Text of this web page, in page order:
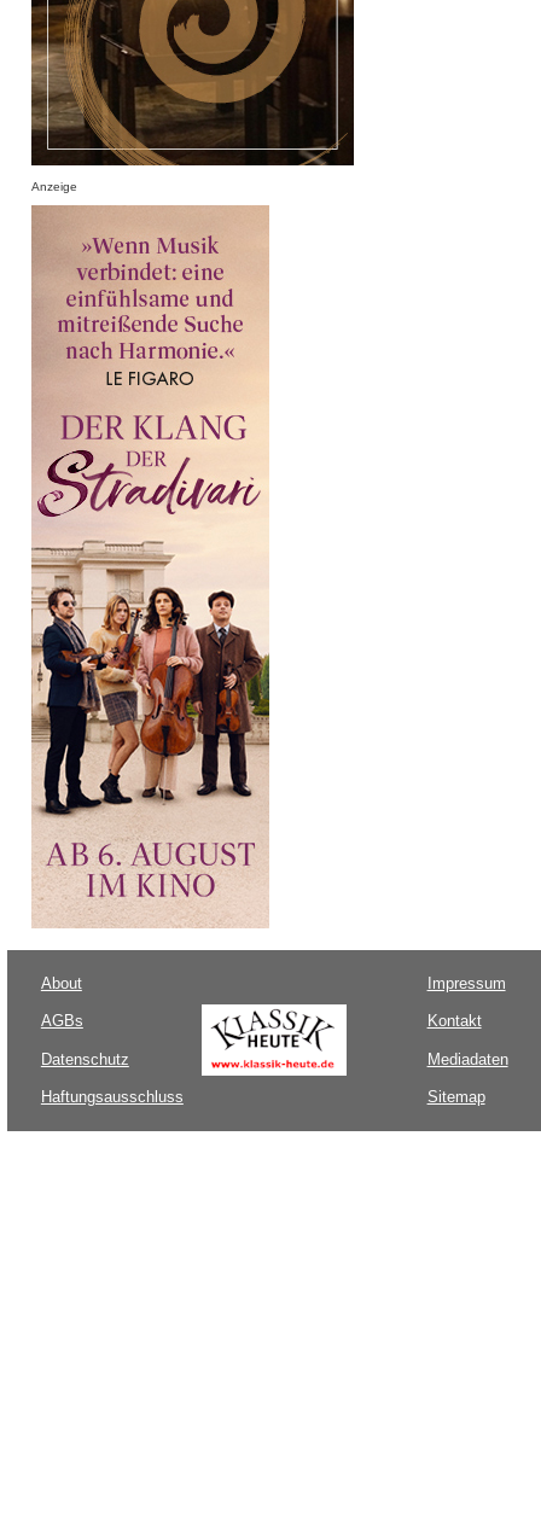
Anzeige
About
AGBs
Datenschutz
Haftungsausschluss
Impressum
Kontakt
Mediadaten
Sitemap